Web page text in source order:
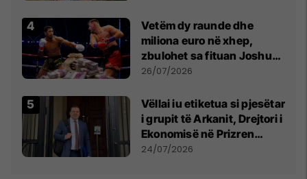
Vetëm dy raunde dhe
miliona euro në xhep,
zbulohet sa fituan Joshua
e Prenga
26/07/2026
Vëllai iu etiketua si pjesëtar
i grupit të Arkanit, Drejtori i
Ekonomisë në Prizren
mohon pretendimet
24/07/2026